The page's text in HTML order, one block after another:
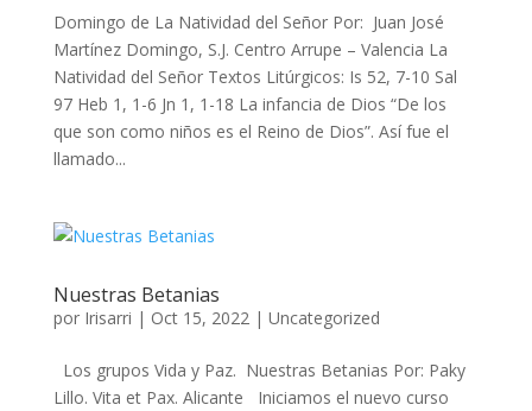
Domingo de La Natividad del Señor Por: Juan José
Martínez Domingo, S.J. Centro Arrupe – Valencia La
Natividad del Señor Textos Litúrgicos: Is 52, 7-10 Sal
97 Heb 1, 1-6 Jn 1, 1-18 La infancia de Dios “De los
que son como niños es el Reino de Dios”. Así fue el
llamado...
Nuestras Betanias
por Irisarri | Oct 15, 2022 | Uncategorized
Los grupos Vida y Paz. Nuestras Betanias Por: Paky
Lillo. Vita et Pax. Alicante Iniciamos el nuevo curso